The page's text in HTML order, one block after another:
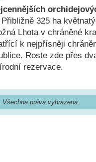
325 ha
Lhota v chráněné
k nejpřísněji
Roste zde přes
rezervace.
práva vyhrazena.